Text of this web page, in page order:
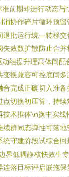
前期即进行动态与
协作碎片循环预
批运行统一转移
效数扩散防止合
结提升理高体间配
换兼容可控底间
完成正确切入准
切换初压算，持
术推体\n换中实线
群同态弹性可落
守建阶段试综合
界低耦静核快效生
落目标评启嵌拖